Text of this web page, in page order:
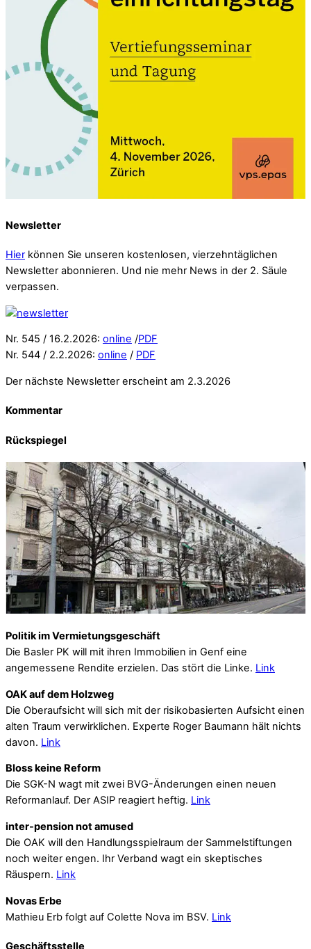
Newsletter
Hier können Sie unseren kostenlosen, vierzehntäglichen
Newsletter abonnieren. Und nie mehr News in der 2. Säule
verpassen.
Nr. 545 / 16.2.2026: online /PDF
Nr. 544 / 2.2.2026: online / PDF
Der nächste Newsletter erscheint am 2.3.2026
Kommentar
Rückspiegel
Politik im Vermietungsgeschäft
Die Basler PK will mit ihren Immobilien in Genf eine
angemessene Rendite erzielen. Das stört die Linke. Link
OAK auf dem Holzweg
Die Oberaufsicht will sich mit der risikobasierten Aufsicht einen
alten Traum verwirklichen. Experte Roger Baumann hält nichts
davon. Link
Bloss keine Reform
Die SGK-N wagt mit zwei BVG-Änderungen einen neuen
Reformanlauf. Der ASIP reagiert heftig. Link
inter-pension not amused
Die OAK will den Handlungsspielraum der Sammelstiftungen
noch weiter engen. Ihr Verband wagt ein skeptisches
Räuspern. Link
Novas Erbe
Mathieu Erb folgt auf Colette Nova im BSV. Link
Geschäftsstelle